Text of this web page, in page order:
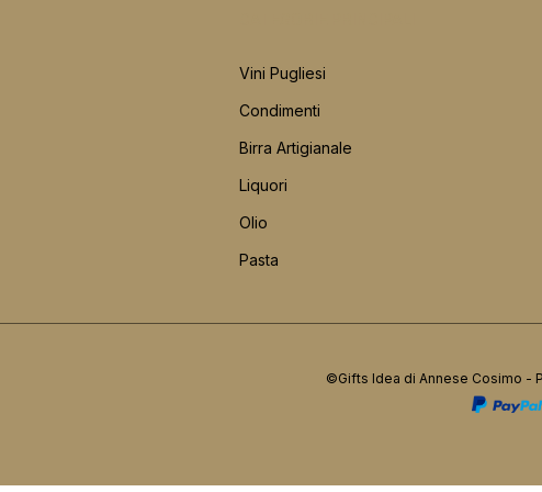
Vini Pugliesi
Condimenti
Birra Artigianale
Liquori
Olio
Pasta
©Gifts Idea di Annese Cosimo -